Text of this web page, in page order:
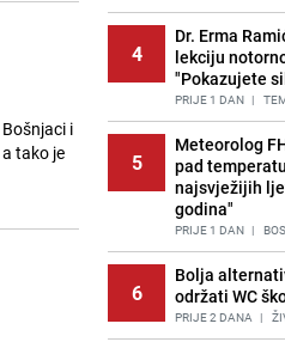
i
tako je
4
Dr. Erma
lekciju
"Pokazujete
PRIJE 1 DAN |
5
Meteorolog
pad
najsvježijih
godina"
PRIJE 1 DAN |
6
Bolja
održati WC
PRIJE 2 DANA |